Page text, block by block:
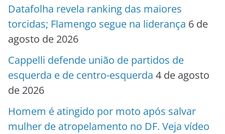
Datafolha revela ranking das maiores
torcidas; Flamengo segue na liderança 6 de
agosto de 2026
Cappelli defende união de partidos de
esquerda e de centro-esquerda 4 de agosto
de 2026
Homem é atingido por moto após salvar
mulher de atropelamento no DF. Veja vídeo